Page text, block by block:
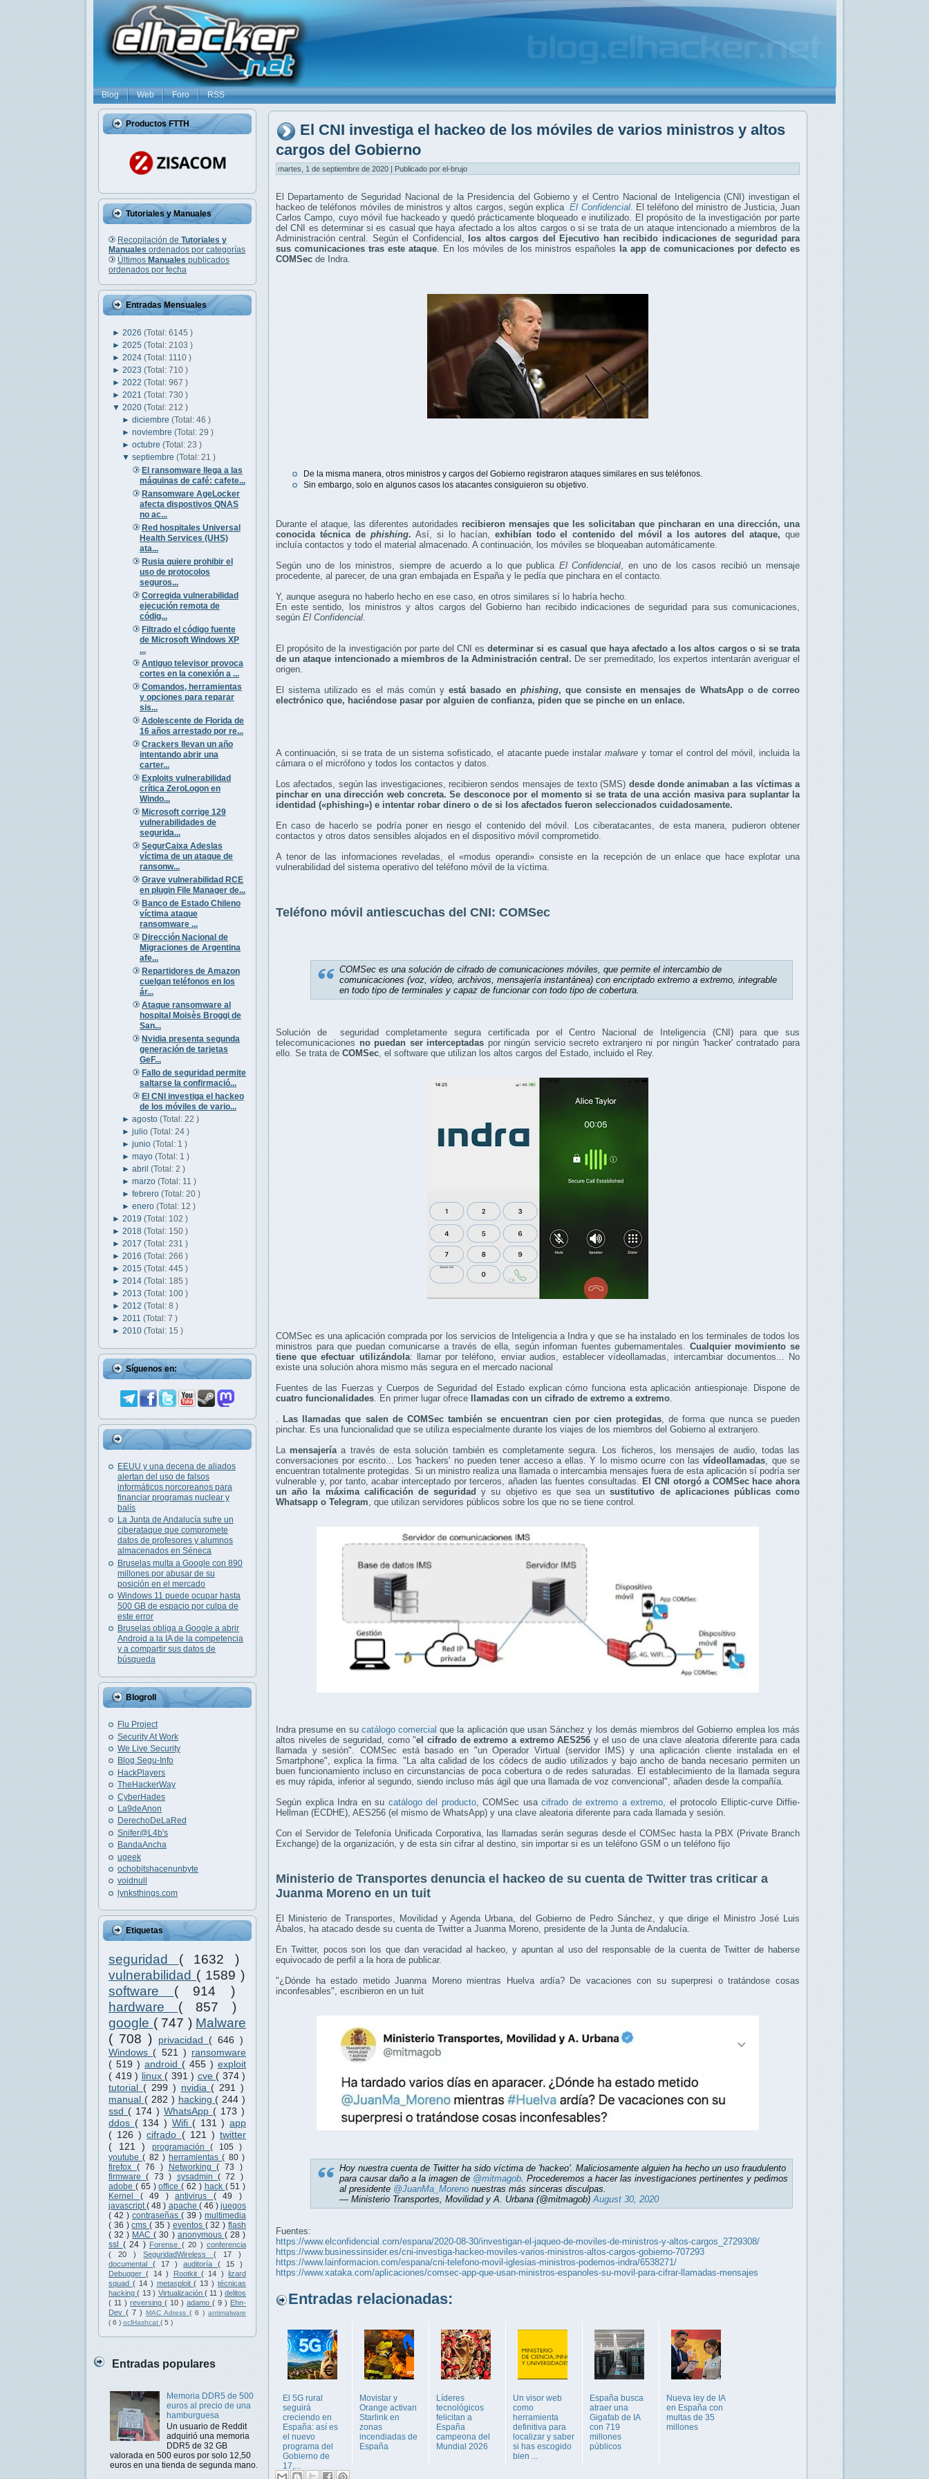
Blog Web Foro RSS
Productos FTTH
Tutoriales y Manuales
Recopilación de Tutoriales y
Manuales ordenados por categorías
Últimos Manuales publicados
ordenados por fecha
Entradas Mensuales
► 2026 (Total: 6145 )
► 2025 (Total: 2103 )
► 2024 (Total: 1110 )
► 2023 (Total: 710 )
► 2022 (Total: 967 )
► 2021 (Total: 730 )
▼ 2020 (Total: 212 )
►diciembre(Total: 46 )
►noviembre(Total: 29 )
►octubre(Total: 23 )
▼septiembre(Total: 21 )
El ransomware llega a las
máquinas de café: cafete...
Ransomware AgeLocker
afecta dispostivos QNAS
no ac...
Red hospitales Universal
Health Services (UHS)
ata...
Rusia quiere prohibir el
uso de protocolos
seguros...
Corregida vulnerabilidad
ejecución remota de
códig...
Filtrado el código fuente
de Microsoft Windows XP
...
Antiguo televisor provoca
cortes en la conexión a ...
Comandos, herramientas
y opciones para reparar
sis...
Adolescente de Florida de
16 años arrestado por re...
Crackers llevan un año
intentando abrir una
carter...
Exploits vulnerabilidad
crítica ZeroLogon en
Windo...
Microsoft corrige 129
vulnerabilidades de
segurida...
SegurCaixa Adeslas
víctima de un ataque de
ransonw...
Grave vulnerabilidad RCE
en plugin File Manager de...
Banco de Estado Chileno
víctima ataque
ransomware ...
Dirección Nacional de
Migraciones de Argentina
afe...
Repartidores de Amazon
cuelgan teléfonos en los
ár...
Ataque ransomware al
hospital Moisès Broggi de
San...
Nvidia presenta segunda
generación de tarjetas
GeF...
Fallo de seguridad permite
saltarse la confirmació...
El CNI investiga el hackeo
de los móviles de vario...
►agosto(Total: 22 )
►julio(Total: 24 )
►junio(Total: 1 )
►mayo(Total: 1 )
►abril(Total: 2 )
►marzo(Total: 11 )
►febrero(Total: 20 )
►enero(Total: 12 )
► 2019 (Total: 102 )
► 2018 (Total: 150 )
► 2017 (Total: 231 )
► 2016 (Total: 266 )
► 2015 (Total: 445 )
► 2014 (Total: 185 )
► 2013 (Total: 100 )
► 2012 (Total: 8 )
► 2011 (Total: 7 )
► 2010 (Total: 15 )
Síguenos en:
EEUU y una decena de aliados
alertan del uso de falsos
informáticos norcoreanos para
financiar programas nuclear y
balís
La Junta de Andalucía sufre un
ciberataque que compromete
datos de profesores y alumnos
almacenados en Séneca
Bruselas multa a Google con 890
millones por abusar de su
posición en el mercado
Windows 11 puede ocupar hasta
500 GB de espacio por culpa de
este error
Bruselas obliga a Google a abrir
Android a la IA de la competencia
y a compartir sus datos de
búsqueda
Blogroll
Flu Project
Security At Work
We Live Security
Blog Segu-Info
HackPlayers
TheHackerWay
CyberHades
La9deAnon
DerechoDeLaRed
Snifer@L4b's
BandaAncha
ugeek
ochobitshacenunbyte
voidnull
lynksthings.com
Etiquetas
seguridad ( 1632 )
vulnerabilidad ( 1589 )
software ( 914 )
hardware ( 857 )
google ( 747 ) Malware
( 708 )
privacidad ( 646 )
Windows ( 521 ) ransomware
( 519 ) android ( 455 ) exploit
( 419 ) linux ( 391 ) cve ( 374 )
tutorial ( 299 ) nvidia ( 291 )
manual ( 282 ) hacking ( 244 )
ssd ( 174 ) WhatsApp ( 173 )
ddos ( 134 ) Wifi ( 131 ) app
( 126 )cifrado ( 121 )twitter
( 121 ) programación( 105 )
youtube( 82 ) herramientas( 80 )
firefox ( 76 ) Networking( 73 )
firmware( 73 ) sysadmin ( 72 )
adobe ( 65 )office( 62 ) hack ( 51 )
Kernel ( 49 ) antivirus ( 49 )
javascript( 48 ) apache ( 46 ) juegos
( 42 ) contraseñas ( 39 ) multimedia
( 36 )cms( 35 ) eventos ( 32 )flash
( 32 ) MAC( 30 ) anonymous ( 28 )
ssl ( 24 ) Forense ( 20 ) conferencia
( 20 )SeguridadWireless ( 17 )
documental ( 17 ) auditoría ( 15 )
Debugger( 14 ) Rootkit ( 14 ) lizard
squad ( 14 ) metasploit( 13 ) técnicas
hacking( 13 ) Virtualización ( 11 ) delitos
( 11 ) reversing ( 10 ) adamo ( 9 ) Ehn-
Dev ( 7 ) MAC Adress ( 6 ) antimalware
( 6 ) oclHashcat ( 5 )
Entradas populares
Memoria DDR5 de 500
euros al precio de una
hamburguesa
Un usuario de Reddit
adquirió una memoria
DDR5 de 32 GB
valorada en 500 euros por solo 12,50
euros en una tienda de segunda mano.
El CNI investiga el hackeo de los móviles de varios ministros y altos
cargos del Gobierno
martes, 1 de septiembre de 2020 | Publicado por el-brujo
El Departamento de Seguridad Nacional de la Presidencia del Gobierno y el Centro Nacional de Inteligencia (CNI) investigan el
hackeo de teléfonos móviles de ministros y altos cargos, según explicaEl Confidencial.
El teléfono del ministro de Justicia, Juan
Carlos Campo, cuyo móvil fue hackeado y quedó prácticamente bloqueado e inutilizado. El propósito de la investigación por parte
del CNI es determinar si es casual que haya afectado a los altos cargos o si se trata de un ataque intencionado a miembros de la
Administración central. Según el Confidencial,
los altos cargos del Ejecutivo han recibido indicaciones de seguridad para
sus comunicaciones tras este ataque. En los móviles de los ministros españoles
la app de comunicaciones por defecto es
COMSec de Indra.
De la misma manera, otros ministros y cargos del Gobierno registraron ataques similares en sus teléfonos.
Sin embargo, solo en algunos casos los atacantes consiguieron su objetivo.
Durante el ataque, las diferentes autoridades recibieron mensajes que les solicitaban que pincharan en una dirección, una
conocida técnica de phishing. Así, si lo hacían, exhibían todo el contenido del móvil a los autores del ataque, que
incluía contactos y todo el material almacenado. A continuación, los móviles se bloqueaban automáticamente.
Según uno de los ministros, siempre de acuerdo a lo que publica El Confidencial, en uno de los casos recibió un mensaje
procedente, al parecer, de una gran embajada en España y le pedía que pinchara en el contacto.
Y, aunque asegura no haberlo hecho en ese caso, en otros similares sí lo habría hecho.
En este sentido, los ministros y altos cargos del Gobierno han recibido indicaciones de seguridad para sus comunicaciones,
según El Confidencial.
El propósito de la investigación por parte del CNI esdeterminar si es casual que haya afectado a los altos cargos o si se trata
de un ataque intencionado a miembros de la Administración central. De ser premeditado, los expertos intentarán averiguar el
origen.
El sistema utilizado es el más común yestá basado en phishing, que consiste en mensajes de WhatsApp o de correo
electrónico que, haciéndose pasar por alguien de confianza, piden que se pinche en un enlace.
A continuación, si se trata de un sistema sofisticado, el atacante puede instalarmalware y tomar el control del móvil, incluida la
cámara o el micrófono y todos los contactos y datos.
Los afectados, según las investigaciones, recibieron sendos mensajes de texto (SMS) desde donde animaban a las víctimas a
pinchar en una dirección web concreta. Se desconoce por el momento si se trata de una acción masiva para suplantar la
identidad («phishing») e intentar robar dinero o de si los afectados fueron seleccionados cuidadosamente.
En caso de hacerlo se podría poner en riesgo el contenido del móvil. Los ciberatacantes, de esta manera, pudieron obtener
contactos y otros datos sensibles alojados en el dispositivo móvil comprometido.
A tenor de las informaciones reveladas, el «modus operandi» consiste en la recepción de un enlace que hace explotar una
vulnerabilidad del sistema operativo del teléfono móvil de la víctima.
Teléfono móvil antiescuchas del CNI: COMSec
COMSec es una solución de cifrado de comunicaciones móviles, que permite el intercambio de
comunicaciones (voz, vídeo, archivos, mensajería instantánea) con encriptado extremo a extremo, integrable
en todo tipo de terminales y capaz de funcionar con todo tipo de cobertura.
Solución de
seguridad completamente segura certificada por el Centro Nacional de Inteligencia (CNI) para que sus
telecomunicaciones no puedan ser interceptadas por ningún servicio secreto extranjero ni por ningún 'hacker' contratado para
ello. Se trata de COMSec, el software que utilizan los altos cargos del Estado, incluido el Rey.
COMSec es una aplicación comprada por los servicios de Inteligencia a Indra y que se ha instalado en los terminales de todos los
ministros para que puedan comunicarse a través de ella, según informan fuentes gubernamentales. Cualquier movimiento se
tiene que efectuar utilizándola: llamar por teléfono, enviar audios, establecer vídeollamadas, intercambiar documentos... No
existe una solución ahora mismo más segura en el mercado nacional
Fuentes de las Fuerzas y Cuerpos de Seguridad del Estado explican cómo funciona esta aplicación antiespionaje. Dispone de
cuatro funcionalidades. En primer lugar ofrece llamadas con un cifrado de extremo a extremo.
. Las llamadas que salen de COMSec también se encuentran cien por cien protegidas, de forma que nunca se pueden
pinchar. Es una funcionalidad que se utiliza especialmente durante los viajes de los miembros del Gobierno al extranjero.
La mensajeríaa través de esta solución también es completamente segura. Los ficheros, los mensajes de audio, todas las
conversaciones por escrito... Los 'hackers' no pueden tener acceso a ellas. Y lo mismo ocurre con lasvídeollamadas, que se
encuentran totalmente protegidas. Si un ministro realiza una llamada o intercambia mensajes fuera de esta aplicación sí podría ser
vulnerable y, por tanto, acabar interceptado por terceros, añaden las fuentes consultadas. El CNI otorgó a COMSec hace ahora
un año la máxima calificación de seguridady su objetivo es que sea un sustitutivo de aplicaciones públicas como
Whatsapp o Telegram, que utilizan servidores públicos sobre los que no se tiene control.
Indra presume en su catálogo comercial que la aplicación que usan Sánchez y los demás miembros del Gobierno emplea los más
altos niveles de seguridad, como "el cifrado de extremo a extremo AES256 y el uso de una clave aleatoria diferente para cada
llamada y sesión". COMSec está basado en "un Operador Virtual (servidor IMS) y una aplicación cliente instalada en el
Smartphone", explica la firma. "La alta calidad de los códecs de audio utilizados y bajo ancho de banda necesario permiten un
buen funcionamiento incluso en circunstancias de poca cobertura o de redes saturadas. El establecimiento de la llamada segura
es muy rápida, inferior al segundo, siendo incluso más ágil que una llamada de voz convencional", añaden desde la compañía.
Según explica Indra en su catálogo del producto, COMSec usa cifrado de extremo a extremo, el protocolo Elliptic-curve Diffie-
Hellman (ECDHE), AES256 (el mismo de WhatsApp) y una clave aleatoria diferente para cada llamada y sesión.
Con el Servidor de Telefonía Unificada Corporativa, las llamadas serán seguras desde el COMSec hasta la PBX (Private Branch
Exchange) de la organización, y de esta sin cifrar al destino, sin importar si es un teléfono GSM o un teléfono fijo
Ministerio de Transportes denuncia el hackeo de su cuenta de Twitter tras criticar a
Juanma Moreno en un tuit
El Ministerio de Transportes, Movilidad y Agenda Urbana, del Gobierno de Pedro Sánchez, y que dirige el Ministro José Luis
Ábalos, ha atacado desde su cuenta de Twitter a Juanma Moreno, presidente de la Junta de Andalucía.
En Twitter, pocos son los que dan veracidad al hackeo, y apuntan al uso del responsable de la cuenta de Twitter de haberse
equivocado de perfil a la hora de publicar.
"¿Dónde ha estado metido Juanma Moreno mientras Huelva ardía? De vacaciones con su superpresi o tratándose cosas
inconfesables", escribieron en un tuit
Hoy nuestra cuenta de Twitter ha sido víctima de 'hackeo'. Maliciosamente alguien ha hecho un uso fraudulento
para causar daño a la imagen de @mitmagob. Procederemos a hacer las investigaciones pertinentes y pedimos
al presidente @JuanMa_Moreno nuestras más sinceras disculpas.
— Ministerio Transportes, Movilidad y A. Urbana (@mitmagob)August 30, 2020
Fuentes:
https://www.elconfidencial.com/espana/2020-08-30/investigan-el-jaqueo-de-moviles-de-ministros-y-altos-cargos_2729308/
https://www.businessinsider.es/cni-investiga-hackeo-moviles-varios-ministros-altos-cargos-gobierno-707293
https://www.lainformacion.com/espana/cni-telefono-movil-iglesias-ministros-podemos-indra/6538271/
https://www.xataka.com/aplicaciones/comsec-app-que-usan-ministros-espanoles-su-movil-para-cifrar-llamadas-mensajes
Entradas relacionadas:
El 5G rural
seguirá
creciendo en
España: así es
el nuevo
programa del
Gobierno de
17,...
Movistar y
Orange activan
Starlink en
zonas
incendiadas de
España
Líderes
tecnológicos
felicitan a
España
campeona del
Mundial 2026
Un visor web
como
herramienta
definitiva para
localizar y saber
si has escogido
bien ...
España busca
atraer una
Gigafab de IA
con 719
millones
públicos
Nueva ley de IA
en España con
multas de 35
millones